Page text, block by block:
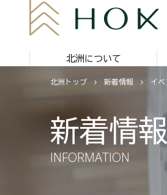
北洲について
北洲トップ 新着情報 イベ
新着情報
INFORMATION